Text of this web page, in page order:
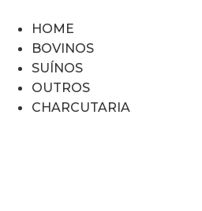
para
conteúdo
HOME
BOVINOS
SUÍNOS
OUTROS
CHARCUTARIA